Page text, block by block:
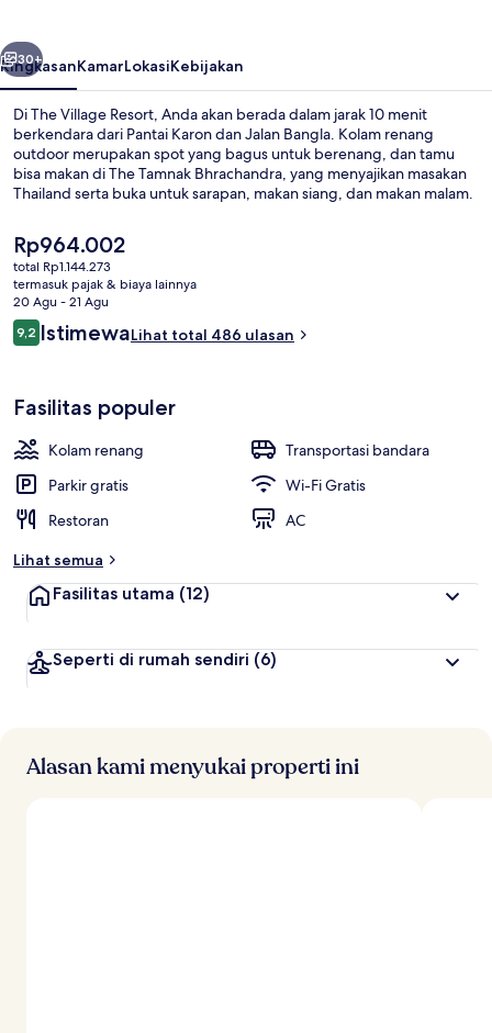
Berikutnya
30+
RingkasanKamarLokasiKebijakan
Di The Village Resort, Anda akan berada dalam jarak 10 menit
berkendara dari Pantai Karon dan Jalan Bangla. Kolam renang
outdoor merupakan spot yang bagus untuk berenang, dan tamu
bisa makan di The Tamnak Bhrachandra, yang menyajikan masakan
Thailand serta buka untuk sarapan, makan siang, dan makan malam.
roti/camilan, dan teras. Para traveler menyukai staf.
Harga
saat
ini
Rp964.002
Rp964.002
total Rp1.144.273
termasuk pajak & biaya lainnya
20 Agu - 21 Agu
Ulasan
9,29,2 dari 10
IstimewaLihat total 486 ulasan
Fasilitas populer
Kolam renang
Transportasi bandara
Parkir gratis
Wi-Fi Gratis
Restoran
AC
Lihat semua
Fasilitas utama (12)
Seperti di rumah sendiri (6)
Alasan kami menyukai properti ini